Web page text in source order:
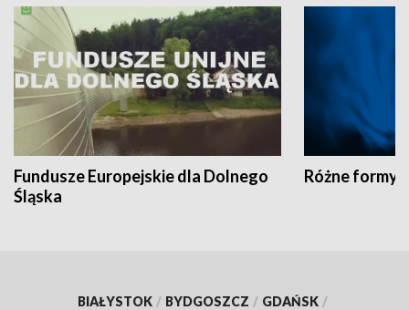
Fundusze Europejskie dla Dolnego
Śląska
Różne formy
BIAŁYSTOK / BYDGOSZCZ / GDAŃSK /